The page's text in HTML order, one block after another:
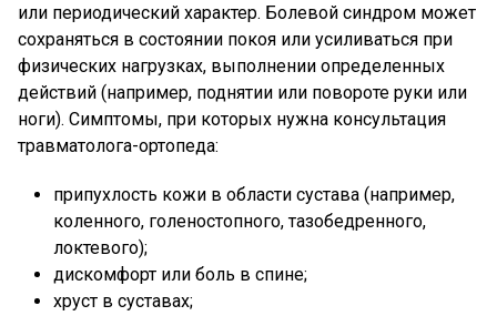
или периодический характер. Болевой синдром может
сохраняться в состоянии покоя или усиливаться при
физических нагрузках, выполнении определенных
действий (например, поднятии или повороте руки или
ноги). Симптомы, при которых нужна консультация
травматолога-ортопеда:
припухлость кожи в области сустава (например,
коленного, голеностопного, тазобедренного,
локтевого);
дискомфорт или боль в спине;
хруст в суставах;